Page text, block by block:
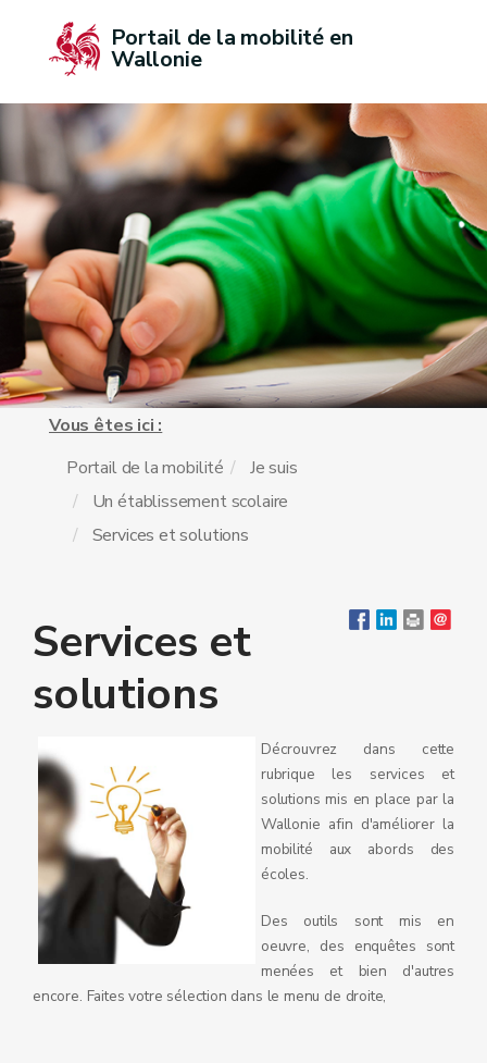
Portail de la mobilité en
Wallonie
Vous êtes ici :
Portail de la mobilité
Je suis
Un établissement scolaire
Services et solutions
Services et
solutions
Décrouvrez dans cette
rubrique les services et
solutions mis en place par la
Wallonie afin d'améliorer la
mobilité aux abords des
écoles.
Des outils sont mis en
oeuvre, des enquêtes sont
menées et bien d'autres
encore. Faites votre sélection dans le menu de droite,